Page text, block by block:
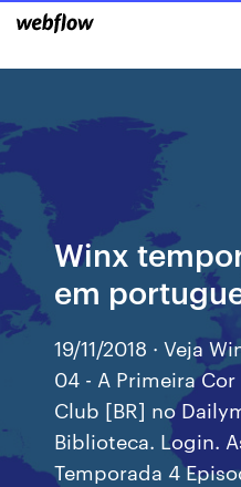
Winx
em
19/11/2018 · Veja
04 - A Primeira
Club [BR] no
Biblioteca. Login.
Temporada 4